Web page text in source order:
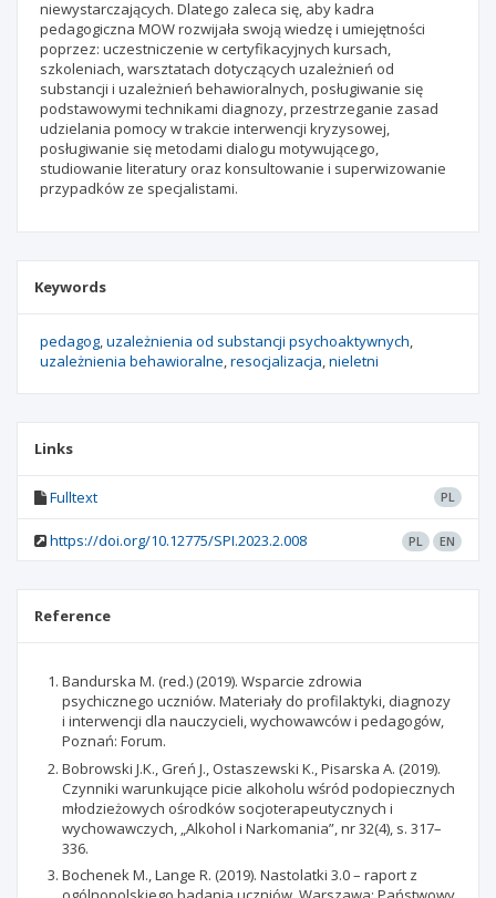
niewystarczających. Dlatego zaleca się, aby kadra
pedagogiczna MOW rozwijała swoją wiedzę i umiejętności
poprzez: uczestniczenie w certyfikacyjnych kursach,
szkoleniach, warsztatach dotyczących uzależnień od
substancji i uzależnień behawioralnych, posługiwanie się
podstawowymi technikami diagnozy, przestrzeganie zasad
udzielania pomocy w trakcie interwencji kryzysowej,
posługiwanie się metodami dialogu motywującego,
studiowanie literatury oraz konsultowanie i superwizowanie
przypadków ze specjalistami.
Keywords
pedagog uzależnienia od substancji psychoaktywnych
uzależnienia behawioralne resocjalizacja nieletni
Links
Fulltext PL
https://doi.org/10.12775/SPI.2023.2.008 PL EN
Reference
Bandurska M. (red.) (2019). Wsparcie zdrowia
psychicznego uczniów. Materiały do profilaktyki, diagnozy
i interwencji dla nauczycieli, wychowawców i pedagogów,
Poznań: Forum.
Bobrowski J.K., Greń J., Ostaszewski K., Pisarska A. (2019).
Czynniki warunkujące picie alkoholu wśród podopiecznych
młodzieżowych ośrodków socjoterapeutycznych i
wychowawczych, „Alkohol i Narkomania”, nr 32(4), s. 317–
336.
Bochenek M., Lange R. (2019). Nastolatki 3.0 – raport z